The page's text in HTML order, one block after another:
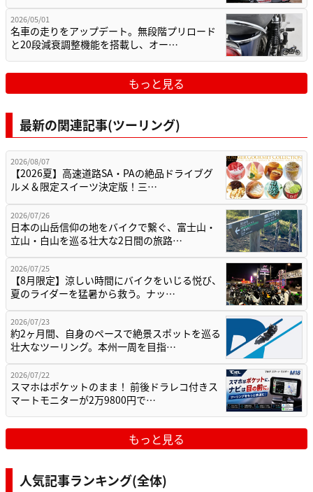
2026/05/01
名車の走りをアップデート。無段階プリロード
と20段減衰調整機能を搭載し、オー…
もっと見る
最新の関連記事(ツーリング)
2026/08/07
【2026夏】高速道路SA・PAの絶品ドライブグ
ルメ＆限定スイーツ決定版！三…
2026/07/26
日本の山岳信仰の地をバイクで繋ぐ、富士山・
立山・白山を巡る壮大な2日間の旅路…
2026/07/25
【8月限定】涼しい時間にバイクをいじる悦び、
夏のライダーを猛暑から救う。ナッ…
2026/07/23
約2ヶ月間、自身のペースで絶景スポットを巡る
壮大なツーリング。本州一周を目指…
2026/07/22
スマホはポケットのまま！ 前後ドラレコ付きス
マートモニターが2万9800円で…
もっと見る
人気記事ランキング(全体)